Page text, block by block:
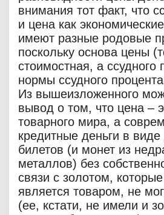
внимания тот факт, что
и цена как
имеют разные родовые
поскольку основа цены
стоимостная, а ссудного
нормы ссудного
Из вышеизложенного
вывод о том, что цена –
товарного мира, а
кредитные деньги в
билетов (и монет из
металлов) без
связи с золотом,
является товаром, не
(ее, кстати, не имели и